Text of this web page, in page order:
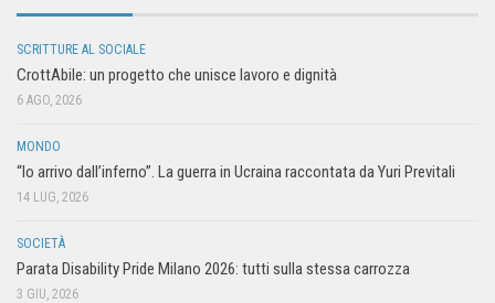
SCRITTURE AL SOCIALE
CrottAbile: un progetto che unisce lavoro e dignità
6 AGO, 2026
MONDO
“Io arrivo dall’inferno”. La guerra in Ucraina raccontata da Yuri Previtali
14 LUG, 2026
SOCIETÀ
Parata Disability Pride Milano 2026: tutti sulla stessa carrozza
3 GIU, 2026